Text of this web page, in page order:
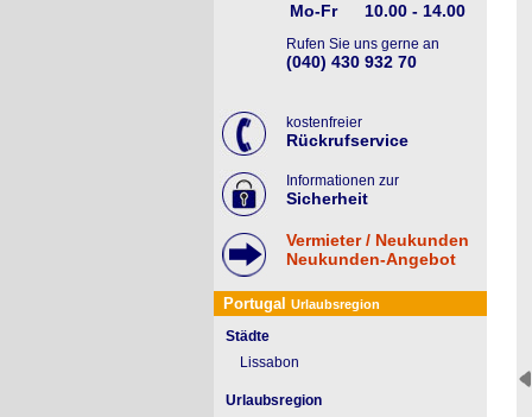
Mo-Fr 10.00 - 14.00
Rufen Sie uns gerne an
(040) 430 932 70
kostenfreier
Rückrufservice
Informationen zur
Sicherheit
Vermieter / Neukunden
Neukunden-Angebot
Portugal Urlaubsregion
Städte
Lissabon
Urlaubsregion